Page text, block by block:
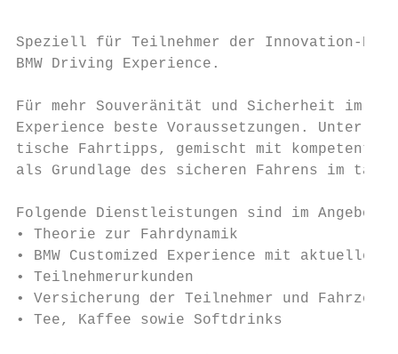
Speziell für Teilnehmer der Innovation-
BMW Driving Experience.
Für mehr Souveränität und Sicherheit im
Experience beste Voraussetzungen. Unter
tische Fahrtipps, gemischt mit kompetenter
als Grundlage des sicheren Fahrens im
Folgende Dienstleistungen sind im
• Theorie zur Fahrdynamik
• BMW Customized Experience mit aktuellen
• Teilnehmerurkunden
• Versicherung der Teilnehmer und Fahrzeuge
• Tee, Kaffee sowie Softdrinks